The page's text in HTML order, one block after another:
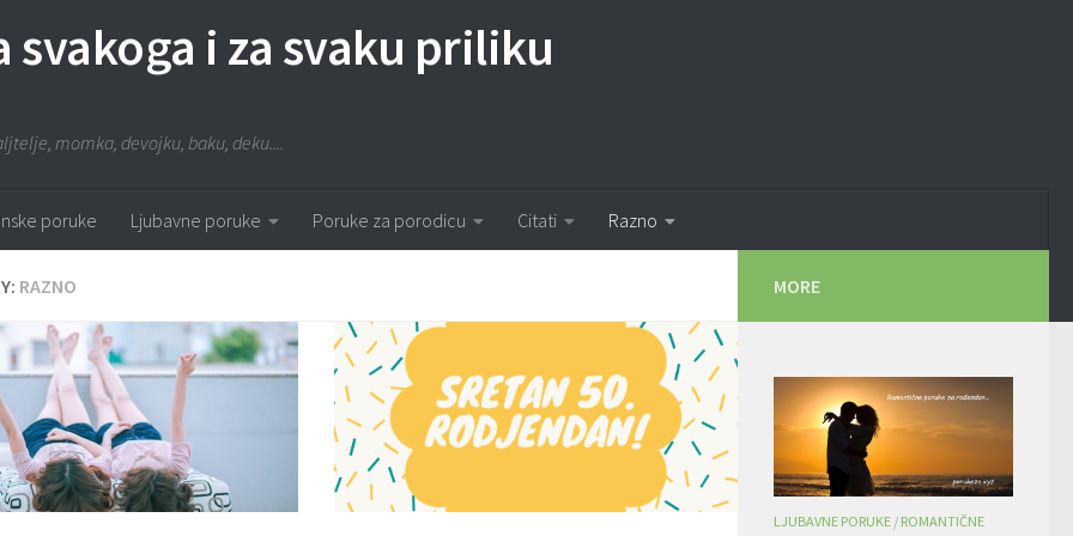
i za svaku priliku
momka, devojku, baku, deku....
poruke Ljubavne poruke Poruke za porodicu Citati Razno
RAZNO MORE
LJUBAVNE PORUKE / ROMANTIČNE